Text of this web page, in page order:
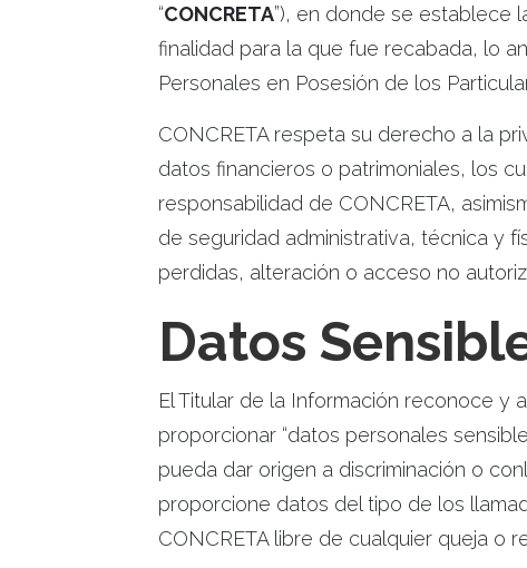
“CONCRETA”), en donde se establece
finalidad para la que fue recabada, lo
Personales en Posesión de los
CONCRETA respeta su derecho a la
datos financieros o patrimoniales, los
responsabilidad de CONCRETA,
de seguridad administrativa, técnica y
perdidas, alteración o acceso no
Datos
El Titular de la Información reconoce y
proporcionar “datos personales
pueda dar origen a discriminación o
proporcione datos del tipo de los
CONCRETA libre de cualquier queja o